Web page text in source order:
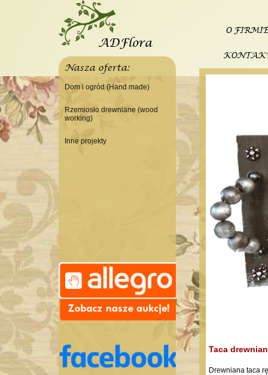
Nasza oferta:
Dom i ogród (Hand made)
Świeczniki
Tace
Panele, szyldy dekoracyjne
Rzemiosło drewniane (wood
working)
Do domu
Inne projekty
O
Taca
Drewniana taca